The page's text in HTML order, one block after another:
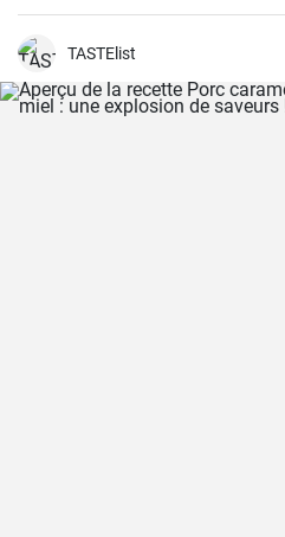
première fois cette teinture
TASTElist